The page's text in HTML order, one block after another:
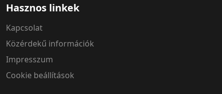
Hasznos linkek
Kapcsolat
Közérdekű információk
Impresszum
Cookie beállítások